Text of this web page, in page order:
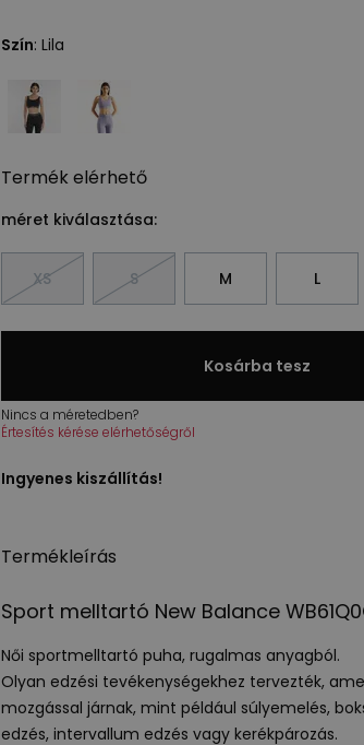
Szín: Lila
Termék elérhető
méret kiválasztása:
XS S M L
Kosárba tesz
Nincs a méretedben?
Értesítés kérése elérhetőségről
Ingyenes kiszállítás!
Termékleírás
Sport melltartó New Balance
Női sportmelltartó puha, rugalmas anyagból.
Olyan edzési tevékenységekhez tervezték,
mozgással járnak, mint például súlyemelés,
edzés, intervallum edzés vagy kerékpározás.